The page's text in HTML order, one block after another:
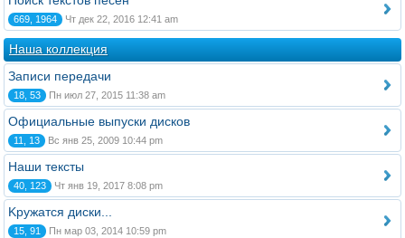
669, 1964 Чт дек 22, 2016 12:41 am
Наша коллекция
Записи передачи
18, 53 Пн июл 27, 2015 11:38 am
Официальные выпуски дисков
11, 13 Вс янв 25, 2009 10:44 pm
Наши тексты
40, 123 Чт янв 19, 2017 8:08 pm
Kружатся диски...
15, 91 Пн мар 03, 2014 10:59 pm